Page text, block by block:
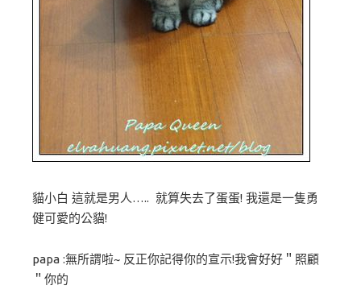
貓小白 這就是男人….. 就算失去了蛋蛋! 我還是一隻勇
健可愛的公貓!
papa :無所謂啦~ 反正你記得你的宣示!我會好好＂照顧
＂你的